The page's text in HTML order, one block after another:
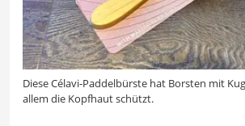
Diese Célavi-Paddelbürste hat Borsten mit
allem die Kopfhaut schützt.